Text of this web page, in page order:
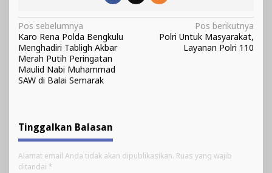
Navigasi
pos
Pos sebelumnya
Karo Rena Polda Bengkulu
Menghadiri Tabligh Akbar
Merah Putih Peringatan
Maulid Nabi Muhammad
SAW di Balai Semarak
Pos berikutnya
Polri Untuk Masyarakat,
Layanan Polri 110
Tinggalkan Balasan
Alamat email Anda tidak akan dipublikasikan. Ruas yang wajib
ditandai *